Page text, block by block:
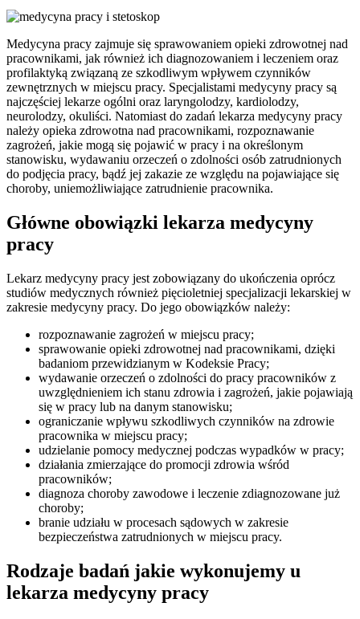
Medycyna pracy zajmuje się sprawowaniem opieki zdrowotnej nad
pracownikami, jak również ich diagnozowaniem i leczeniem oraz
profilaktyką związaną ze szkodliwym wpływem czynników
zewnętrznych w miejscu pracy. Specjalistami medycyny pracy są
najczęściej lekarze ogólni oraz laryngolodzy, kardiolodzy,
neurolodzy, okuliści. Natomiast do zadań lekarza medycyny pracy
należy opieka zdrowotna nad pracownikami, rozpoznawanie
zagrożeń, jakie mogą się pojawić w pracy i na określonym
stanowisku, wydawaniu orzeczeń o zdolności osób zatrudnionych
do podjęcia pracy, bądź jej zakazie ze względu na pojawiające się
choroby, uniemożliwiające zatrudnienie pracownika.
Główne obowiązki lekarza medycyny
pracy
Lekarz medycyny pracy jest zobowiązany do ukończenia oprócz
studiów medycznych również pięcioletniej specjalizacji lekarskiej w
zakresie medycyny pracy. Do jego obowiązków należy:
rozpoznawanie zagrożeń w miejscu pracy;
sprawowanie opieki zdrowotnej nad pracownikami, dzięki
badaniom przewidzianym w Kodeksie Pracy;
wydawanie orzeczeń o zdolności do pracy pracowników z
uwzględnieniem ich stanu zdrowia i zagrożeń, jakie pojawiają
się w pracy lub na danym stanowisku;
ograniczanie wpływu szkodliwych czynników na zdrowie
pracownika w miejscu pracy;
udzielanie pomocy medycznej podczas wypadków w pracy;
działania zmierzające do promocji zdrowia wśród
pracowników;
diagnoza choroby zawodowe i leczenie zdiagnozowane już
choroby;
branie udziału w procesach sądowych w zakresie
bezpieczeństwa zatrudnionych w miejscu pracy.
Rodzaje badań jakie wykonujemy u
lekarza medycyny pracy